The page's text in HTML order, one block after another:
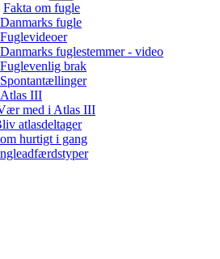
Fakta om fugle
Danmarks fugle
Fuglevideoer
Danmarks fuglestemmer - video
Fuglevenlig brak
Spontantællinger
Atlas III
med i Atlas III
atlasdeltager
hurtigt i gang